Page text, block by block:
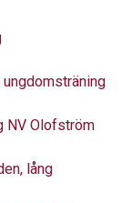
ungdomsträning
NV Olofström
lång